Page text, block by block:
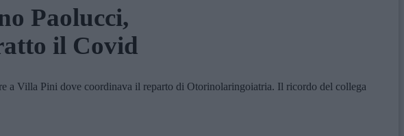
Paolucci,
il Covid
a Villa Pini dove coordinava il reparto di Otorinolaringoiatria. Il ricordo del collega